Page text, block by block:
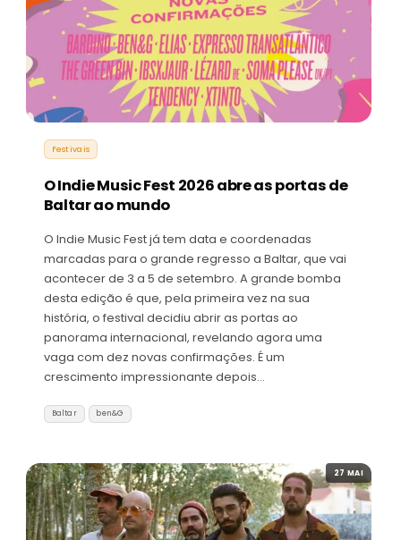
Festivais
O Indie Music Fest 2026 abre as portas de
Baltar ao mundo
O Indie Music Fest já tem data e coordenadas
marcadas para o grande regresso a Baltar, que vai
acontecer de 3 a 5 de setembro. A grande bomba
desta edição é que, pela primeira vez na sua
história, o festival decidiu abrir as portas ao
panorama internacional, revelando agora uma
vaga com dez novas confirmações. É um
crescimento impressionante depois…
Baltar ben&G
27 MAI